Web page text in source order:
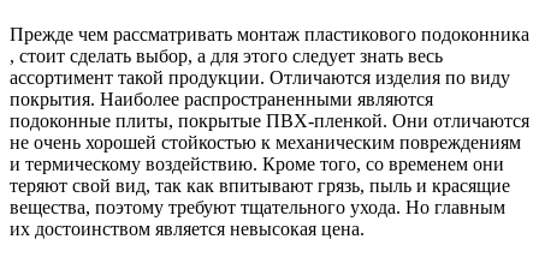
Прежде чем рассматривать монтаж пластикового подоконника
, стоит сделать выбор, а для этого следует знать весь
ассортимент такой продукции. Отличаются изделия по виду
покрытия. Наиболее распространенными являются
подоконные плиты, покрытые ПВХ-пленкой. Они отличаются
не очень хорошей стойкостью к механическим повреждениям
и термическому воздействию. Кроме того, со временем они
теряют свой вид, так как впитывают грязь, пыль и красящие
вещества, поэтому требуют тщательного ухода. Но главным
их достоинством является невысокая цена.